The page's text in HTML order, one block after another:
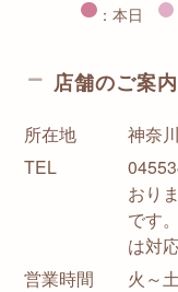
：本日
店舗のご案内
所在地
神奈
TEL
おり
です
は対
営業時間
火～